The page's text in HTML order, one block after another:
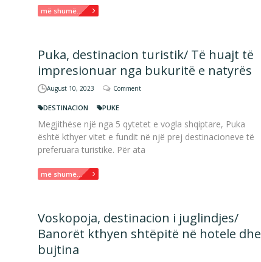
më shumë...
Puka, destinacion turistik/ Të huajt të
impresionuar nga bukuritë e natyrës
August 10, 2023 Comment
DESTINACION PUKE
Megjithëse një nga 5 qytetet e vogla shqiptare, Puka
është kthyer vitet e fundit në një prej destinacioneve të
preferuara turistike. Për ata
më shumë...
Voskopoja, destinacion i juglindjes/
Banorët kthyen shtëpitë në hotele dhe
bujtina